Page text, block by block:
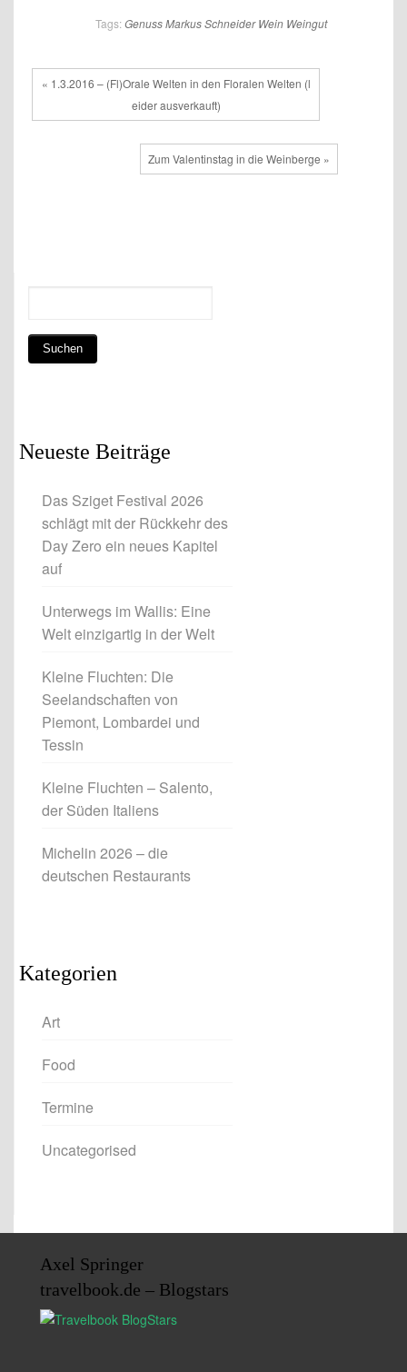
Tags: GenussMarkus Schneider Wein Weingut
« 1.3.2016 – (Fl)Orale Welten in den Floralen Welten (l
eider ausverkauft)
Zum Valentinstag in die Weinberge »
Neueste Beiträge
Das Sziget Festival 2026
schlägt mit der Rückkehr des
Day Zero ein neues Kapitel
auf
Unterwegs im Wallis: Eine
Welt einzigartig in der Welt
Kleine Fluchten: Die
Seelandschaften von
Piemont, Lombardei und
Tessin
Kleine Fluchten – Salento,
der Süden Italiens
Michelin 2026 – die
deutschen Restaurants
Kategorien
Art
Food
Termine
Uncategorised
Axel Springer
travelbook.de – Blogstars